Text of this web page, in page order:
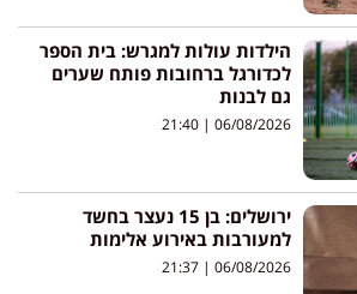
הילדות עולות למגרש: בית הספר
לכדורגל ברחובות פותח שערים
גם לבנות
06/08/2026
ירושלים: בן 15 נעצר בחשד
למעורבות באירוע אלימות
06/08/2026